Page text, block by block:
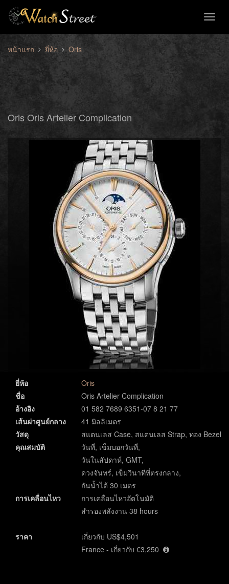
หน้าแรก ยี่ห้อ Oris
Oris Oris Artelier Complication
ยี่ห้อ
Oris
ชื่อ
Oris Artelier Complication
อ้างอิง
01 582 7689 6351-07 8 21 77
เส้นผ่าศูนย์กลาง
41 มิลลิเมตร
วัสดุ
สแตนเลส Case, สแตนเลส Strap, ทอง Bezel
คุณสมบัติ
วันที่, เข็มบอกวันที่,
วันในสัปดาห์, GMT,
ดวงจันทร์, เข็มวินาทีที่ตรงกลาง,
กันน้ำได้ 30 เมตร
การเคลื่อนไหว
การเคลื่อนไหวอัตโนมัติ
สำรองพลังงาน 38 hours
ราคา
เกี่ยวกับ US$4,501
France - เกี่ยวกับ €3,250